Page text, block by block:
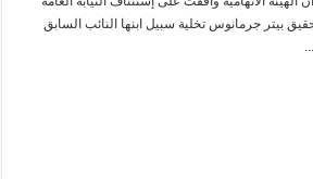
بيتر جرمانوس تخلية سبيل ابنها النائب السابق